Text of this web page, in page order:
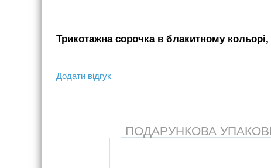
Трикотажна сорочка в блакитному кольорі,
Додати вiдгук
ПОДАРУНКОВА